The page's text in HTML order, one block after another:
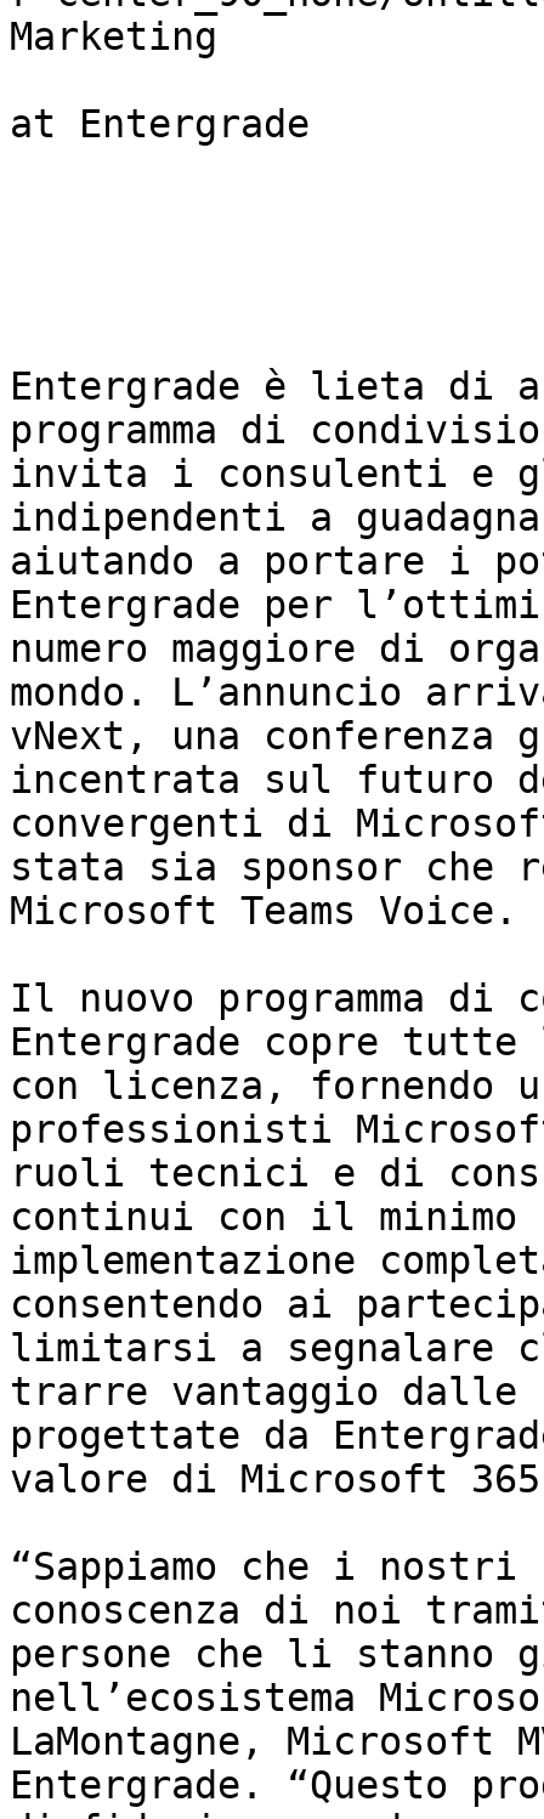
Marketing
at Entergrade
Entergrade è lieta di
programma di
invita i consulenti e
indipendenti a
aiutando a portare i
Entergrade per
numero maggiore di
mondo. L’annuncio
vNext, una conferenza
incentrata sul futuro
convergenti di
stata sia sponsor
Microsoft Teams Voice.
Il nuovo programma
Entergrade copre
con licenza, fornendo
professionisti
ruoli tecnici e di
continui con il minimo
implementazione
consentendo ai
limitarsi a segnalare
trarre vantaggio dalle
progettate da
valore di Microsoft
“Sappiamo che i
conoscenza di noi
persone che li stanno
nell’ecosistema
LaMontagne, Microsoft
Entergrade. ​“Questo